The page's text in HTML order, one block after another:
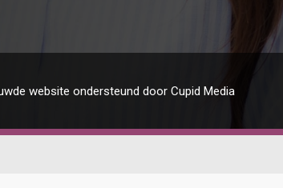
website ondersteund door Cupid Media